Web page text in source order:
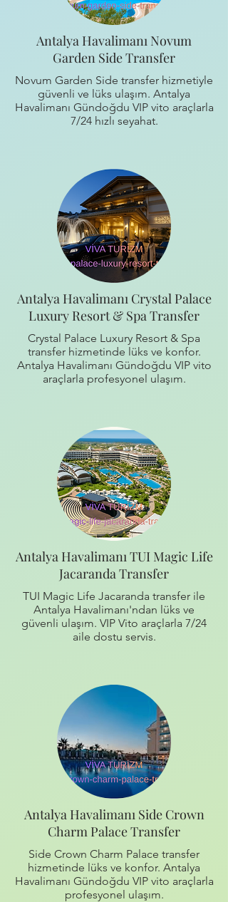
Antalya Havalimanı Novum
Garden Side Transfer
Novum Garden Side transfer hizmetiyle
güvenli ve lüks ulaşım. Antalya
Havalimanı Gündoğdu VIP vito araçlarla
7/24 hızlı seyahat.
Antalya Havalimanı Crystal Palace
Luxury Resort & Spa Transfer
Crystal Palace Luxury Resort & Spa
transfer hizmetinde lüks ve konfor.
Antalya Havalimanı Gündoğdu VIP vito
araçlarla profesyonel ulaşım.
Antalya Havalimanı TUI Magic Life
Jacaranda Transfer
TUI Magic Life Jacaranda transfer ile
Antalya Havalimanı'ndan lüks ve
güvenli ulaşım. VIP Vito araçlarla 7/24
aile dostu servis.
Antalya Havalimanı Side Crown
Charm Palace Transfer
Side Crown Charm Palace transfer
hizmetinde lüks ve konfor. Antalya
Havalimanı Gündoğdu VIP vito araçlarla
profesyonel ulaşım.